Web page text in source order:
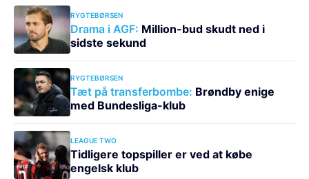
RYGTEBØRSEN
Drama i AGF: Million-bud skudt ned i
sidste sekund
RYGTEBØRSEN
Tæt på transferbombe: Brøndby enige
med Bundesliga-klub
LEAGUE TWO
Tidligere topspiller er ved at købe
engelsk klub